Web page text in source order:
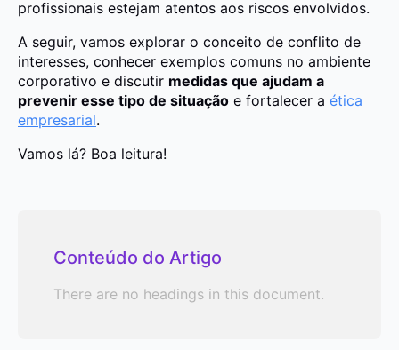
profissionais estejam atentos aos riscos envolvidos.
A seguir, vamos explorar o conceito de conflito de
interesses, conhecer exemplos comuns no ambiente
corporativo e discutir medidas que ajudam a
prevenir esse tipo de situação e fortalecer a ética
empresarial.
Vamos lá? Boa leitura!
Conteúdo do Artigo
There are no headings in this document.